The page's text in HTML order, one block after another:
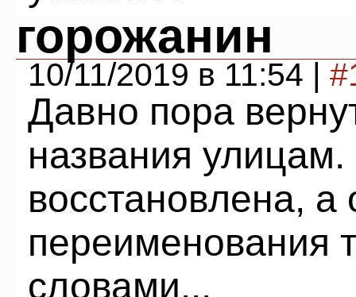
горожанин
10/11/2019 в 11:54 |
Давно пора
названия
восстановлена,
переименования
словами...